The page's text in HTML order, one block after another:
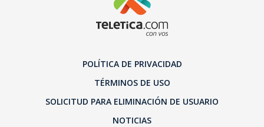
POLÍTICA DE PRIVACIDAD
TÉRMINOS DE USO
SOLICITUD PARA ELIMINACIÓN DE USUARIO
NOTICIAS